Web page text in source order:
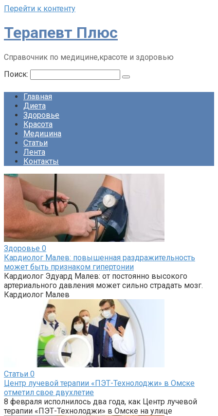
Перейти к контенту
Терапевт Плюс
Справочник по медицине,красоте и здоровью
Поиск:
Главная
Диета
Здоровье
Красота
Медицина
Статьи
Лента
Контакты
Здоровье 0
Кардиолог Малев: повышенная раздражительность
может быть признаком гипертонии
Кардиолог Эдуард Малев: от постоянно высокого
артериального давления может сильно страдать мозг.
Кардиолог Малев
Статьи 0
Центр лучевой терапии «ПЭТ-Технолоджи» в Омске
отметил свое двухлетие
8 февраля исполнилось два года, как Центр лучевой
терапии «ПЭТ-Технолоджи» в Омске на улице